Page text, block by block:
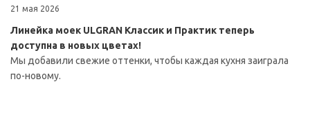
21 мая 2026
Линейка моек ULGRAN Классик и Практик теперь
доступна в новых цветах!
Мы добавили свежие оттенки, чтобы каждая кухня заиграла
по-новому.